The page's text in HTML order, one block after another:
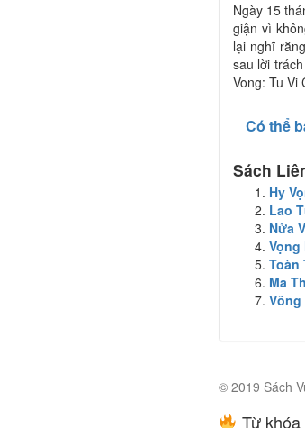
Ngày 15
giận vì
lại nghĩ
sau lời
Vong: Tu Vi
Có thể
Sách
Hy
Lao
Nửa
Vọng
Toàn
Ma
Võng
© 2019 Sách
Từ